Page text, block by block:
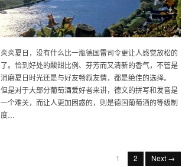
炎炎夏日，没有什么比一瓶德国雷司令更让人感觉放松的
了。恰到好处的酸甜比例、芬芳而又清新的香气，不管是
消磨夏日时光还是与好友畅叙友情，都是绝佳的选择。
但是对于大部分葡萄酒爱好者来讲，德文的拼写和发音是
一个难关，而让人更加困惑的，则是德国葡萄酒的等级制
度…
1 2 Next →